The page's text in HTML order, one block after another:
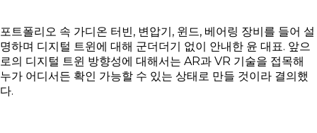
포트폴리오 속 가디온 터빈, 변압기, 윈드, 베어링 장비를 들어 설
명하며 디지털 트윈에 대해 군더더기 없이 안내한 윤 대표. 앞으
로의 디지털 트윈 방향성에 대해서는 AR과 VR 기술을 접목해
누가 어디서든 확인 가능할 수 있는 상태로 만들 것이라 결의했
다.